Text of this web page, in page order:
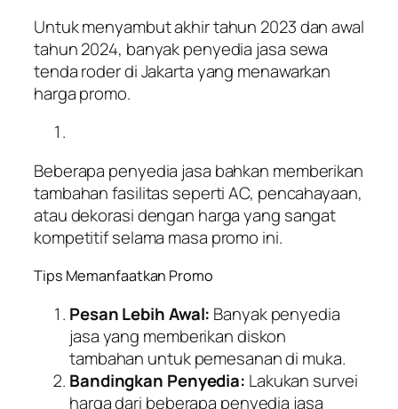
Untuk menyambut akhir tahun 2023 dan awal
tahun 2024, banyak penyedia jasa sewa
tenda roder di Jakarta yang menawarkan
harga promo.
Beberapa penyedia jasa bahkan memberikan
tambahan fasilitas seperti AC, pencahayaan,
atau dekorasi dengan harga yang sangat
kompetitif selama masa promo ini.
Tips Memanfaatkan Promo
Pesan Lebih Awal: Banyak penyedia
jasa yang memberikan diskon
tambahan untuk pemesanan di muka.
Bandingkan Penyedia: Lakukan survei
harga dari beberapa penyedia jasa